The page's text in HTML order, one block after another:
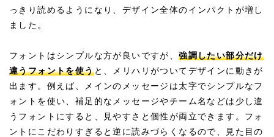
っきり読めるようになり、デザイン全体のインパクトが増し
ました。
フォントはシンプルな方が良いですが、強調したい部分だけ
違うフォントを使うと、メリハリがついてデザインに動きが
出ます。例えば、メインのメッセージは太字でシンプルなフ
ォントを使い、補足的なメッセージやチーム名などは少し違
うフォントにすると、見やすさと個性が両立できます。フォ
ントにこだわりすぎると逆に読みづらくなるので、見た目の